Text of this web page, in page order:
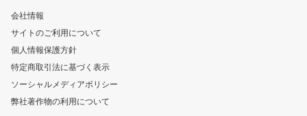
会社情報
サイトのご利用について
個人情報保護方針
特定商取引法に基づく表示
ソーシャルメディアポリシー
弊社著作物の利用について